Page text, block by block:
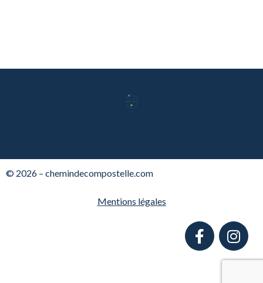
© 2026 – chemindecompostelle.com
Mentions légales